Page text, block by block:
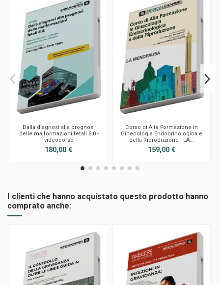
Dalla diagnosi alla prognosi
delle malformazioni fetali 6.0 -
videocorso
180,00 €
Corso di Alta Formazione in
Ginecologia Endocrinologica e
della Riproduzione - LA...
159,00 €
I clienti che hanno acquistato questo prodotto hanno
comprato anche: